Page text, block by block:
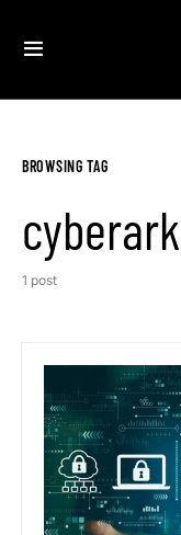
BROWSING TAG
cyberark
1 post